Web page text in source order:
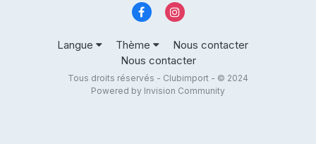
Langue Thème
Nous contacter
Nous contacter
Tous droits réservés - Clubimport - © 2024
Powered by Invision Community